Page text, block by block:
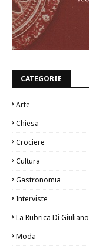
CATEGORIE
Arte
Chiesa
Crociere
Cultura
Gastronomia
Interviste
La Rubrica Di Giuliano
Moda